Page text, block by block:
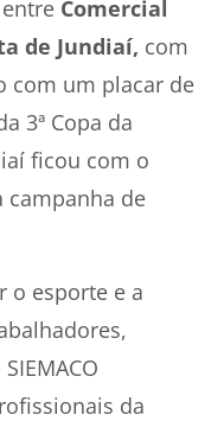
Comercial
de Jundiaí, com
com um placar de
3ª Copa da
ficou com o
campanha de
o esporte e a
da